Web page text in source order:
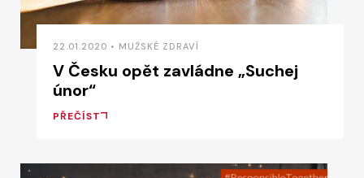
22.01.2020 • MUŽSKÉ ZDRAVÍ
V Česku opět zavládne „Suchej
únor“
PŘEČÍST